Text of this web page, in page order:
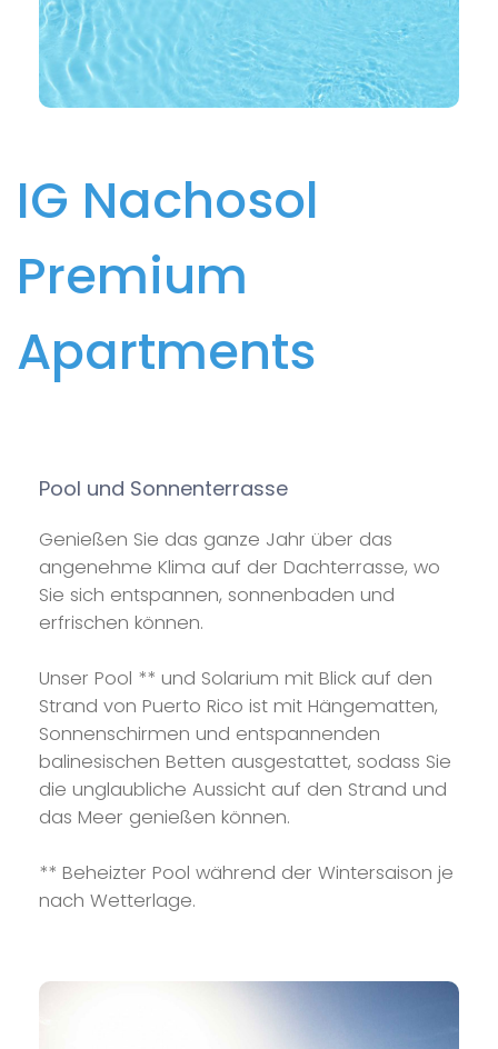
IG Nachosol
Premium
Apartments
Pool und Sonnenterrasse
Genießen Sie das ganze Jahr über das
angenehme Klima auf der Dachterrasse, wo
Sie sich entspannen, sonnenbaden und
erfrischen können.
Unser Pool ** und Solarium mit Blick auf den
Strand von Puerto Rico ist mit Hängematten,
Sonnenschirmen und entspannenden
balinesischen Betten ausgestattet, sodass Sie
die unglaubliche Aussicht auf den Strand und
das Meer genießen können.
** Beheizter Pool während der Wintersaison je
nach Wetterlage.